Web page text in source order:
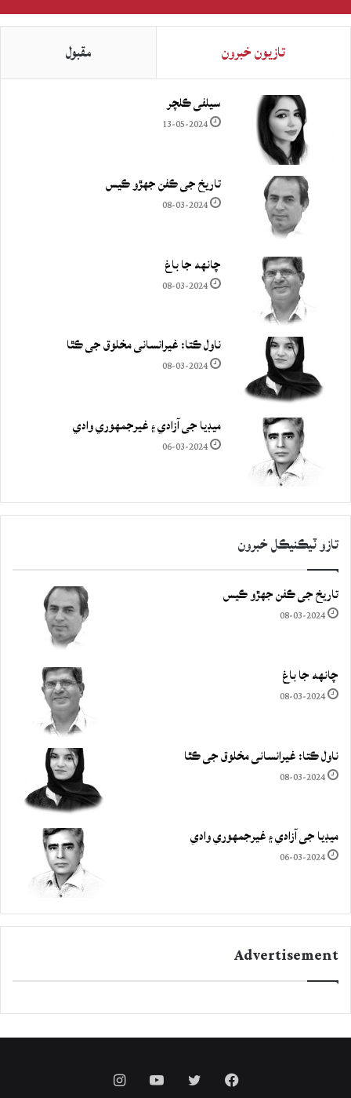
تازيون خبرون مقبول
سيلفي ڪلچر
13-05-2024
تاريخ جي ڪفن جھڙو ڪيس
08-03-2024
چانهه جا باغ
08-03-2024
ناول ڪتا: غيرانساني مخلوق جي ڪٿا
08-03-2024
ميڊيا جي آزادي ۽ غيرجمھوري وادي
06-03-2024
تازو ٽيڪنيڪل خبرون
تاريخ جي ڪفن جھڙو ڪيس
08-03-2024
چانهه جا باغ
08-03-2024
ناول ڪتا: غيرانساني مخلوق جي ڪٿا
08-03-2024
ميڊيا جي آزادي ۽ غيرجمھوري وادي
06-03-2024
Advertisement
Facebook
Twitter
YouTube